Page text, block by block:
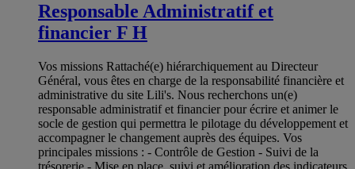
Responsable Administratif et
financier F H
Vos missions Rattaché(e) hiérarchiquement au Directeur
Général, vous êtes en charge de la responsabilité financière et
administrative du site Lili's. Nous recherchons un(e)
responsable administratif et financier pour écrire et animer le
socle de gestion qui permettra le pilotage du développement et
accompagner le changement auprès des équipes. Vos
principales missions : - Contrôle de Gestion - Suivi de la